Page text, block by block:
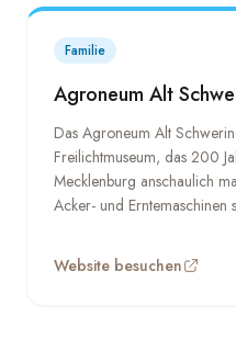
Familie
Agroneum Alt
Das Agroneum Alt
Freilichtmuseum, das 200
Mecklenburg anschaulich
Acker- und Erntemaschinen
Jahrhunderte. Für Familien
schöner Ausflug – und für
Website besuchen